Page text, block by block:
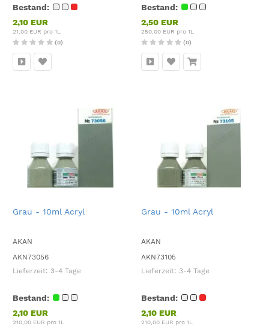
Bestand:
2,10 EUR
21,00 EUR pro 1L
(0)
Bestand:
2,50 EUR
250,00 EUR pro 1L
(0)
Grau - 10ml Acryl
AKAN
AKN73056
Lieferzeit: 3-4 Tage
Bestand:
2,10 EUR
210,00 EUR pro 1L
Grau - 10ml Acryl
AKAN
AKN73105
Lieferzeit: 3-4 Tage
Bestand:
2,10 EUR
210,00 EUR pro 1L